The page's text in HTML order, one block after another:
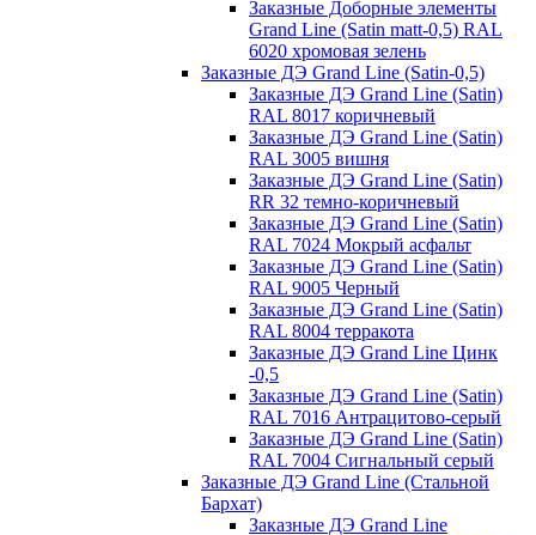
Заказные Доборные элементы
Grand Line (Satin matt-0,5) RAL
6020 хромовая зелень
Заказные ДЭ Grand Line (Satin-0,5)
Заказные ДЭ Grand Line (Satin)
RAL 8017 коричневый
Заказные ДЭ Grand Line (Satin)
RAL 3005 вишня
Заказные ДЭ Grand Line (Satin)
RR 32 темно-коричневый
Заказные ДЭ Grand Line (Satin)
RAL 7024 Мокрый асфальт
Заказные ДЭ Grand Line (Satin)
RAL 9005 Черный
Заказные ДЭ Grand Line (Satin)
RAL 8004 терракота
Заказные ДЭ Grand Line Цинк
-0,5
Заказные ДЭ Grand Line (Satin)
RAL 7016 Антрацитово-серый
Заказные ДЭ Grand Line (Satin)
RAL 7004 Сигнальный серый
Заказные ДЭ Grand Line (Стальной
Бархат)
Заказные ДЭ Grand Line